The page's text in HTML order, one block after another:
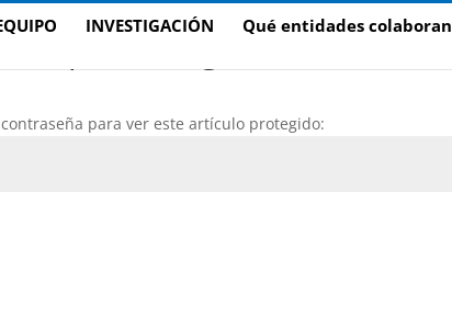
INVESTIGACIÓN Qué entidades colaboran
para ver este artículo protegido: